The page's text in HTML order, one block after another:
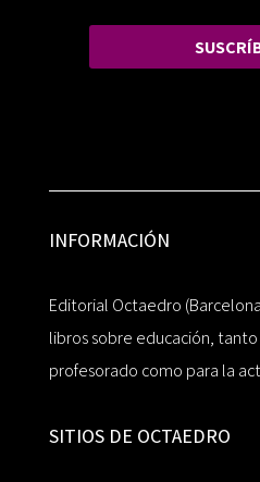
INFORMACIÓN
Editorial Octaedro
libros sobre educación,
profesorado como para la
SITIOS DE OCTAEDRO